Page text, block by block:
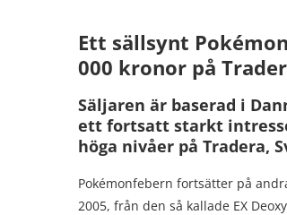
Ett sällsynt
000 kronor på
Säljaren är baserad i
ett fortsatt starkt
höga nivåer på Tradera,
Pokémonfebern fortsätter på
2005, från den så kallade EX